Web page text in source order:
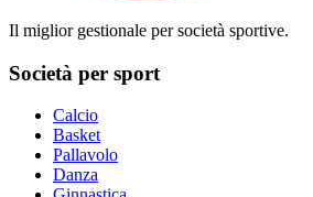
Il miglior gestionale per società sportive.
Società per sport
Calcio
Basket
Pallavolo
Danza